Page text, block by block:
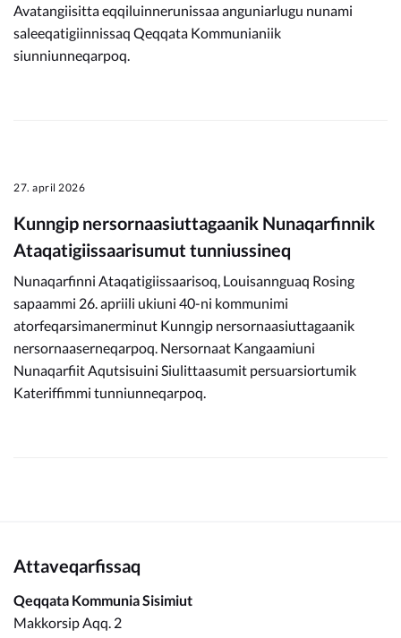
Avatangiisitta eqqiluinnerunissaa anguniarlugu nunami
saleeqatigiinnissaq Qeqqata Kommunianiik
siunniunneqarpoq.
27. april 2026
Kunngip nersornaasiuttagaanik Nunaqarfinnik
Ataqatigiissaarisumut tunniussineq
Nunaqarfinni Ataqatigiissaarisoq, Louisannguaq Rosing
sapaammi 26. apriili ukiuni 40-ni kommunimi
atorfeqarsimanerminut Kunngip nersornaasiuttagaanik
nersornaaserneqarpoq. Nersornaat Kangaamiuni
Nunaqarfiit Aqutsisuini Siulittaasumit persuarsiortumik
Kateriffimmi tunniunneqarpoq.
Attaveqarfissaq
Qeqqata Kommunia Sisimiut
Makkorsip Aqq. 2